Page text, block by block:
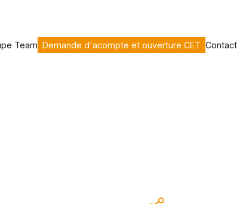
Team Demande d'acompte et ouverture CET Contact